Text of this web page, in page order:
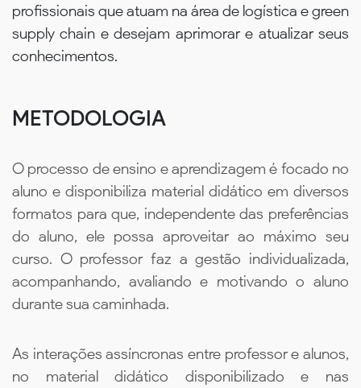
profissionais que atuam na área de logística e green
supply chain e desejam aprimorar e atualizar seus
conhecimentos.
METODOLOGIA
O processo de ensino e aprendizagem é focado no
aluno e disponibiliza material didático em diversos
formatos para que, independente das preferências
do aluno, ele possa aproveitar ao máximo seu
curso. O professor faz a gestão individualizada,
acompanhando, avaliando e motivando o aluno
durante sua caminhada.
As interações assíncronas entre professor e alunos,
no material didático disponibilizado e nas